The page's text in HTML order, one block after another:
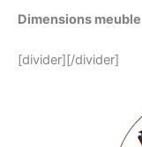
Dimensions meuble
[divider][/divider]